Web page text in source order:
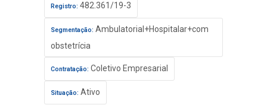
Registro: 482.361/19-3
Segmentação: Ambulatorial+Hospitalar+com
obstetrícia
Contratação: Coletivo Empresarial
Situação: Ativo